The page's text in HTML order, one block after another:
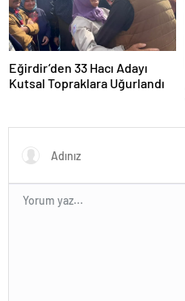
Eğirdir’den 33 Hacı Adayı
Kutsal Topraklara Uğurlandı